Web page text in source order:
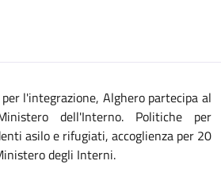
l'integrazione, Alghero partecipa al
dell'Interno. Politiche per
asilo e rifugiati, accoglienza per 20
degli Interni.